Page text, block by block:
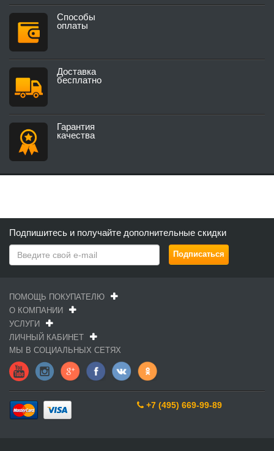
Способы
оплаты
Доставка
бесплатно
Гарантия
качества
Подпишитесь и получайте дополнительные скидки
ПОМОЩЬ ПОКУПАТЕЛЮ
О КОМПАНИИ
УСЛУГИ
ЛИЧНЫЙ КАБИНЕТ
МЫ В СОЦИАЛЬНЫХ СЕТЯХ
+7 (495) 669-99-89